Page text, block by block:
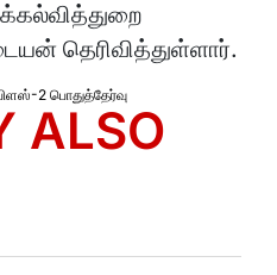
தெரிவித்துள்ளார்.
2 பொதுத்தேர்வு
ALSO